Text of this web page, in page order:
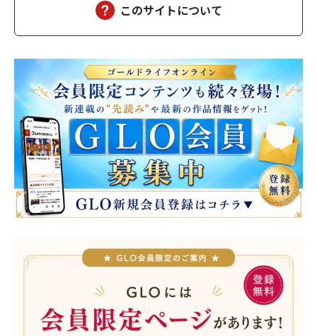
このサイトについて